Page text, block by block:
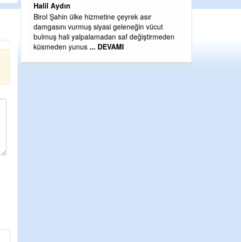
Halil Aydın
Birol Şahin ülke hizmetine çeyrek asır
damgasını vurmuş siyasi geleneğin vücut
bulmuş hali yalpalamadan saf değiştirmeden
küsmeden yunus... DEVAMI